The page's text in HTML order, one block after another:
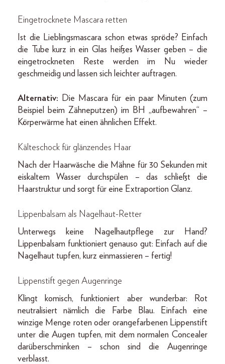
Eingetrocknete Mascara retten
Ist die Lieblingsmascara schon etwas spröde? Einfach
die Tube kurz in ein Glas heißes Wasser geben – die
eingetrockneten Reste werden im Nu wieder
geschmeidig und lassen sich leichter auftragen.
Alternativ: Die Mascara für ein paar Minuten (zum
Beispiel beim Zähneputzen) im BH „aufbewahren“ –
Körperwärme hat einen ähnlichen Effekt.
Kälteschock für glänzendes Haar
Nach der Haarwäsche die Mähne für 30 Sekunden mit
eiskaltem Wasser durchspülen – das schließt die
Haarstruktur und sorgt für eine Extraportion Glanz.
Lippenbalsam als Nagelhaut-Retter
Unterwegs keine Nagelhautpflege zur Hand?
Lippenbalsam funktioniert genauso gut: Einfach auf die
Nagelhaut tupfen, kurz einmassieren – fertig!
Lippenstift gegen Augenringe
Klingt komisch, funktioniert aber wunderbar: Rot
neutralisiert nämlich die Farbe Blau. Einfach eine
winzige Menge roten oder orangefarbenen Lippenstift
unter die Augen tupfen, mit dem normalen Concealer
darüberschminken – schon sind die Augenringe
verblasst.